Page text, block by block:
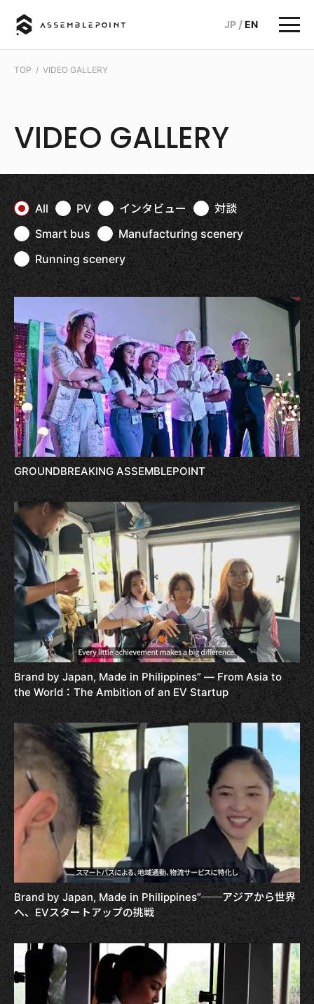
JP /EN
TOP / VIDEO GALLERY
VIDEO GALLERY
All PV インタビュー
対談
Smart bus
Manufacturing scenery
Running scenery
GROUNDBREAKING ASSEMBLEPOINT
Brand by Japan, Made in Philippines” — From Asia to
the World：The Ambition of an EV Startup
Brand by Japan, Made in Philippines”──アジアから世界
へ、EVスタートアップの挑戦